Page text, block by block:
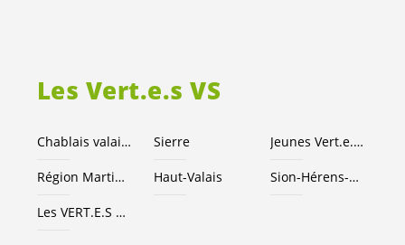
Les Vert.e.s VS
Chablais valaisan Sierre Jeunes Vert.e.x.s
Région Martigny Haut-Valais Sion-Hérens-Conthey
Les VERT.E.S